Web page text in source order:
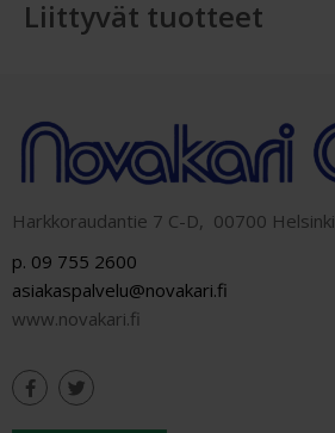
Liittyvät tuotteet
Harkkoraudantie 7 C-D, 00700 Helsinki
p. 09 755 2600
asiakaspalvelu@novakari.fi
www.novakari.fi